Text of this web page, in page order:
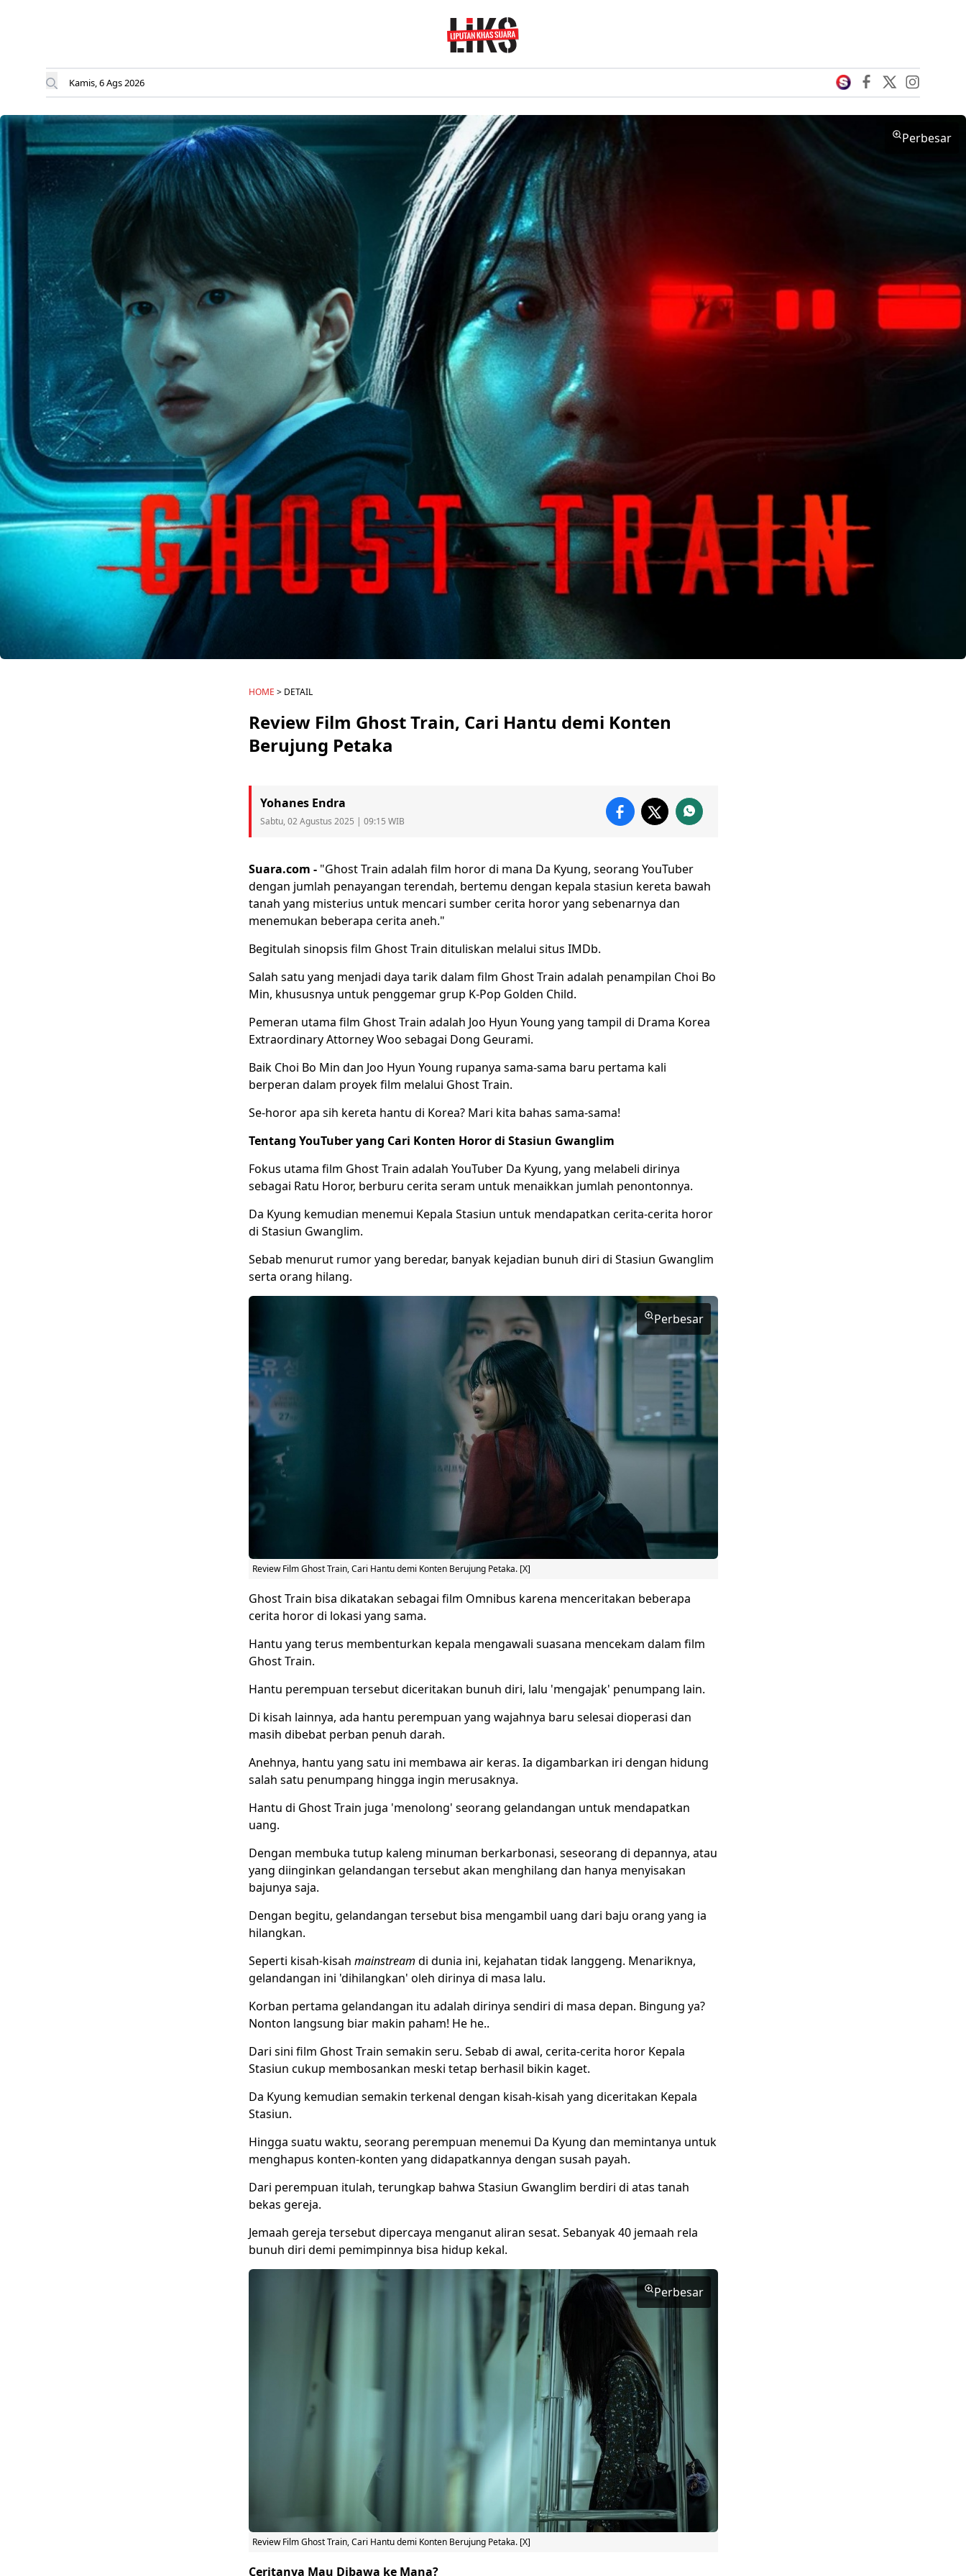
Kamis, 6 Ags 2026
Perbesar
HOME > DETAIL
Review Film Ghost Train, Cari Hantu demi Konten
Berujung Petaka
Yohanes Endra
Sabtu, 02 Agustus 2025 | 09:15 WIB
Suara.com - "Ghost Train adalah film horor di mana Da Kyung, seorang YouTuber
dengan jumlah penayangan terendah, bertemu dengan kepala stasiun kereta bawah
tanah yang misterius untuk mencari sumber cerita horor yang sebenarnya dan
menemukan beberapa cerita aneh."
Begitulah sinopsis film Ghost Train dituliskan melalui situs IMDb.
Salah satu yang menjadi daya tarik dalam film Ghost Train adalah penampilan Choi Bo
Min, khususnya untuk penggemar grup K-Pop Golden Child.
Pemeran utama film Ghost Train adalah Joo Hyun Young yang tampil di Drama Korea
Extraordinary Attorney Woo sebagai Dong Geurami.
Baik Choi Bo Min dan Joo Hyun Young rupanya sama-sama baru pertama kali
berperan dalam proyek film melalui Ghost Train.
Se-horor apa sih kereta hantu di Korea? Mari kita bahas sama-sama!
Tentang YouTuber yang Cari Konten Horor di Stasiun Gwanglim
Fokus utama film Ghost Train adalah YouTuber Da Kyung, yang melabeli dirinya
sebagai Ratu Horor, berburu cerita seram untuk menaikkan jumlah penontonnya.
Da Kyung kemudian menemui Kepala Stasiun untuk mendapatkan cerita-cerita horor
di Stasiun Gwanglim.
Sebab menurut rumor yang beredar, banyak kejadian bunuh diri di Stasiun Gwanglim
serta orang hilang.
Perbesar
Review Film Ghost Train, Cari Hantu demi Konten Berujung Petaka. [X]
Ghost Train bisa dikatakan sebagai film Omnibus karena menceritakan beberapa
cerita horor di lokasi yang sama.
Hantu yang terus membenturkan kepala mengawali suasana mencekam dalam film
Ghost Train.
Hantu perempuan tersebut diceritakan bunuh diri, lalu 'mengajak' penumpang lain.
Di kisah lainnya, ada hantu perempuan yang wajahnya baru selesai dioperasi dan
masih dibebat perban penuh darah.
Anehnya, hantu yang satu ini membawa air keras. Ia digambarkan iri dengan hidung
salah satu penumpang hingga ingin merusaknya.
Hantu di Ghost Train juga 'menolong' seorang gelandangan untuk mendapatkan
uang.
Dengan membuka tutup kaleng minuman berkarbonasi, seseorang di depannya, atau
yang diinginkan gelandangan tersebut akan menghilang dan hanya menyisakan
bajunya saja.
Dengan begitu, gelandangan tersebut bisa mengambil uang dari baju orang yang ia
hilangkan.
Seperti kisah-kisah mainstream di dunia ini, kejahatan tidak langgeng. Menariknya,
gelandangan ini 'dihilangkan' oleh dirinya di masa lalu.
Korban pertama gelandangan itu adalah dirinya sendiri di masa depan. Bingung ya?
Nonton langsung biar makin paham! He he..
Dari sini film Ghost Train semakin seru. Sebab di awal, cerita-cerita horor Kepala
Stasiun cukup membosankan meski tetap berhasil bikin kaget.
Da Kyung kemudian semakin terkenal dengan kisah-kisah yang diceritakan Kepala
Stasiun.
Hingga suatu waktu, seorang perempuan menemui Da Kyung dan memintanya untuk
menghapus konten-konten yang didapatkannya dengan susah payah.
Dari perempuan itulah, terungkap bahwa Stasiun Gwanglim berdiri di atas tanah
bekas gereja.
Jemaah gereja tersebut dipercaya menganut aliran sesat. Sebanyak 40 jemaah rela
bunuh diri demi pemimpinnya bisa hidup kekal.
Perbesar
Review FilmGhost Train, Cari Hantu demi Konten Berujung Petaka. [X]
Ceritanya Mau Dibawa ke Mana?